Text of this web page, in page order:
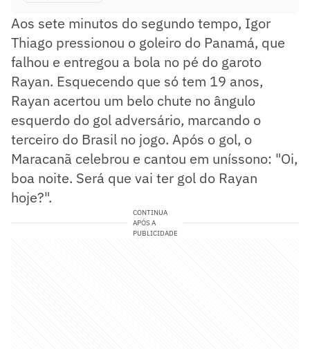
Aos sete minutos do segundo tempo, Igor
Thiago pressionou o goleiro do Panamá, que
falhou e entregou a bola no pé do garoto
Rayan. Esquecendo que só tem 19 anos,
Rayan acertou um belo chute no ângulo
esquerdo do gol adversário, marcando o
terceiro do Brasil no jogo. Após o gol, o
Maracanã celebrou e cantou em uníssono: "Oi,
boa noite. Será que vai ter gol do Rayan
hoje?".
CONTINUA
APÓS A
PUBLICIDADE